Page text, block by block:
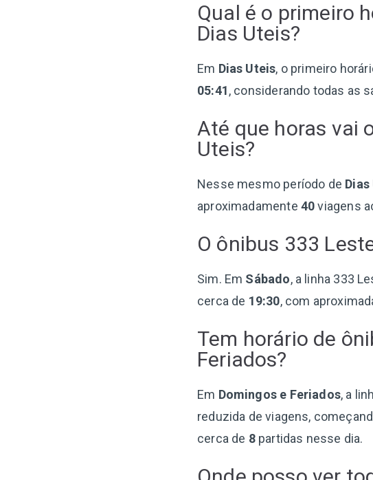
Qual é o primeiro
Dias Uteis?
Em Dias Uteis, o primeiro
05:41, considerando todas as
Até que horas vai
Uteis?
Nesse mesmo período de
aproximadamente 40viagens
O ônibus 333
Sim. Em Sábado, a linha 333
cerca de 19:30, com
Tem horário de
Feriados?
Em Domingos e Feriados, a
reduzida de viagens,
cerca de 8partidas nesse dia.